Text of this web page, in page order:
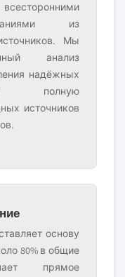
из
Мы
анализ
надёжных
полную
источников
основу
80% в общие
прямое